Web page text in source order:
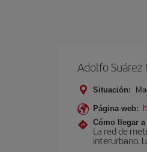
Adolfo Suárez
Situación:
Página web:
Cómo llegar
La red de
interurbano.